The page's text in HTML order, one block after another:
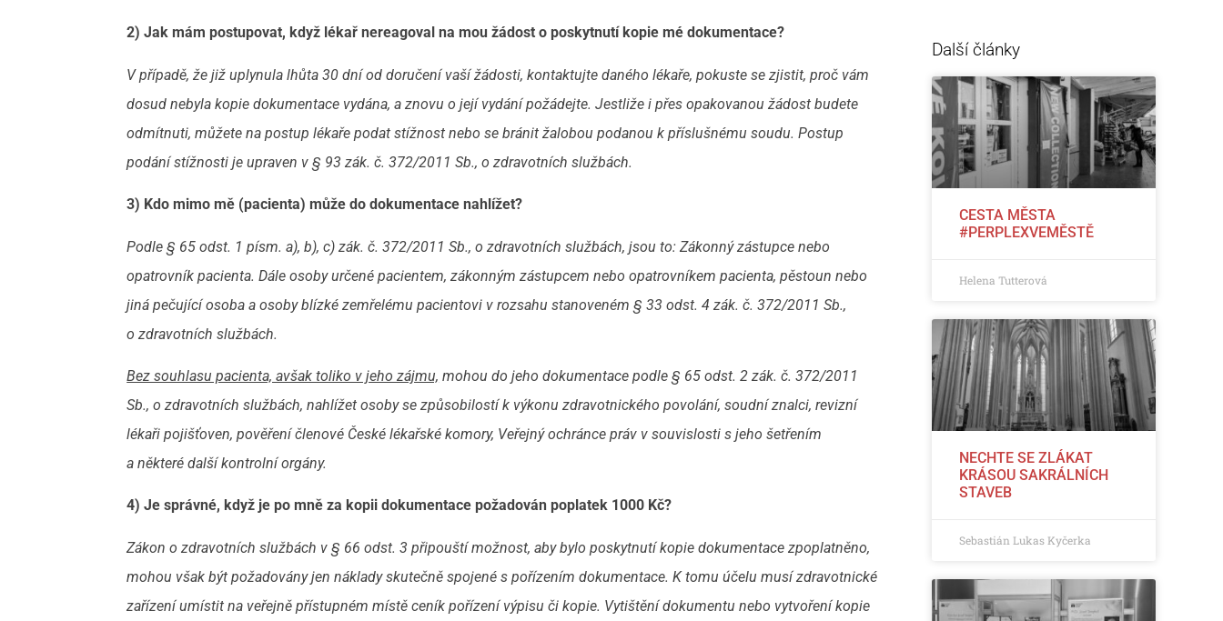
2) Jak mám postupovat, když lékař nereagoval na mou žádost o poskytnutí kopie mé dokumentace?
V případě, že již uplynula lhůta 30 dní od doručení vaší žádosti, kontaktujte daného lékaře, pokuste se zjistit, proč vám
dosud nebyla kopie dokumentace vydána, a znovu o její vydání požádejte. Jestliže i přes opakovanou žádost budete
odmítnuti, můžete na postup lékaře podat stížnost nebo se bránit žalobou podanou k příslušnému soudu. Postup
podání stížnosti je upraven v § 93 zák. č. 372/2011 Sb., o zdravotních službách.
3) Kdo mimo mě (pacienta) může do dokumentace nahlížet?
Podle § 65 odst. 1 písm. a), b), c) zák. č. 372/2011 Sb., o zdravotních službách, jsou to: Zákonný zástupce nebo
opatrovník pacienta. Dále osoby určené pacientem, zákonným zástupcem nebo opatrovníkem pacienta, pěstoun nebo
jiná pečující osoba a osoby blízké zemřelému pacientovi v rozsahu stanoveném § 33 odst. 4 zák. č. 372/2011 Sb.,
o zdravotních službách.
Bez souhlasu pacienta, avšak toliko v jeho zájmu, mohou do jeho dokumentace podle § 65 odst. 2 zák. č. 372/2011
Sb., o zdravotních službách, nahlížet osoby se způsobilostí k výkonu zdravotnického povolání, soudní znalci, revizní
lékaři pojišťoven, pověření členové České lékařské komory, Veřejný ochránce práv v souvislosti s jeho šetřením
a některé další kontrolní orgány.
4) Je správné, když je po mně za kopii dokumentace požadován poplatek 1000 Kč?
Zákon o zdravotních službách v § 66 odst. 3 připouští možnost, aby bylo poskytnutí kopie dokumentace zpoplatněno,
mohou však být požadovány jen náklady skutečně spojené s pořízením dokumentace. K tomu účelu musí zdravotnické
zařízení umístit na veřejně přístupném místě ceník pořízení výpisu či kopie. Vytištění dokumentu nebo vytvoření kopie
Další články
CESTA MĚSTA
#PERPLEXVEMĚSTĚ
Helena Tutterová
NECHTE SE ZLÁKAT
KRÁSOU SAKRÁLNÍCH
STAVEB
Sebastián Lukas Kyčerka